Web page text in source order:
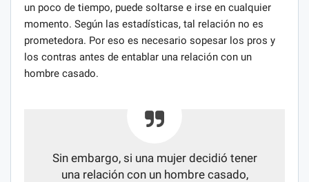
un poco de tiempo, puede soltarse e irse en cualquier
momento. Según las estadísticas, tal relación no es
prometedora. Por eso es necesario sopesar los pros y
los contras antes de entablar una relación con un
hombre casado.
Sin embargo, si una mujer decidió tener
una relación con un hombre casado,